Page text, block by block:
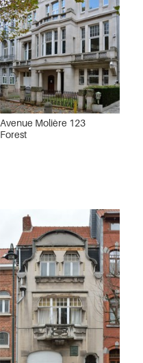
Avenue Molière 123
Forest